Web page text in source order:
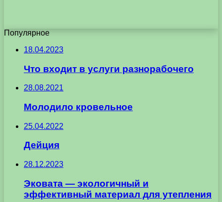
Популярное
18.04.2023
Что входит в услуги разнорабочего
28.08.2021
Молодило кровельное
25.04.2022
Дейция
28.12.2023
Эковата — экологичный и
эффективный материал для утепления